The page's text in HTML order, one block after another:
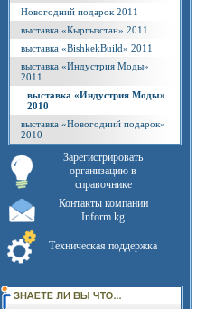
Новогодний подарок 2011
выставка «Кыргызстан» 2011
выставка «BishkekBuild» 2011
выставка «Индустрия Моды»
2011
выставка «Индустрия Моды»
2010
выставка «Новогодний подарок»
2010
Зарегистрировать
организацию в
справочнике
Контакты компании
Inform.kg
Техническая поддержка